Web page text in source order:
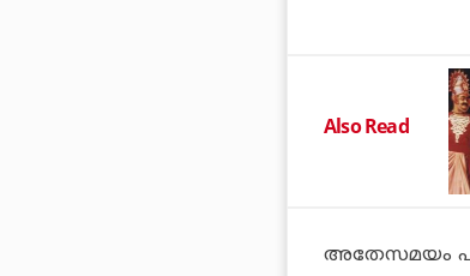
Also Read
അതേസമയം